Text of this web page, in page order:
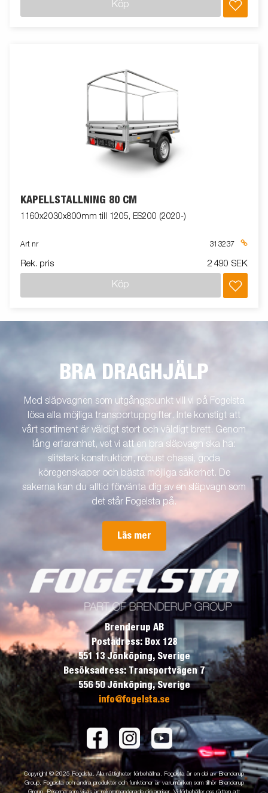
Köp
KAPELLSTÄLLNING 80 CM
1160x2030x800mm till 1205, ES200 (2020-)
Art nr 313237
Rek. pris 2 490 SEK
Köp
BRA DRAGHJÄLP
Med släpvagnen som utgångspunkt vill vi på Fogelsta
lösa alla möjliga transportuppgifter. Inte konstigt att
vårt sortiment är väldigt stort och väldigt brett. Genom
lång erfarenhet, vet vi att en bra släpvagn ska ha:
slitstark konstruktion, robust chassi, goda
köregenskaper och bästa möjliga säkerhet. De
sakerna kan du alltid förvänta dig av en släpvagn som
det står Fogelsta på.
Läs mer
Brenderup AB
Postadress: Box 128
551 13 Jönköping, Sverige
Besöksadress: Transportvägen 7
556 50 Jönköping, Sverige
info@fogelsta.se
Copyright © 2025 Fogelsta. Alla rättigheter förbehållna. Fogelsta är en del av Brenderup
Group. Fogelsta och andra produkter och funktioner är varumärken som tillhör Brenderup